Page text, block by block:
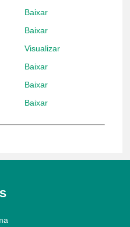
Baixar
Baixar
Visualizar
Baixar
Baixar
Baixar